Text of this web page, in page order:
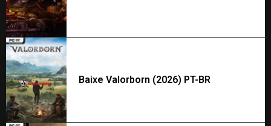
Baixe Valorborn (2026) PT-BR